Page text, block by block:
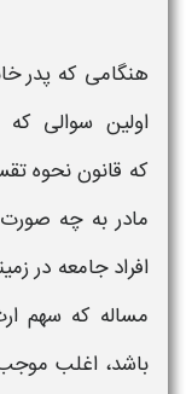
هنگامی که پدر
اولین سوالی
که قانون نحوه
مادربه چه صورت
افراد جامعه در
مساله که سهم
باشد، اغلب